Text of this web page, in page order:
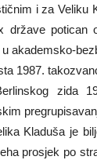
i za Veliku
države potican
u akademsko-
1987.
zida
Kladuša je
prosjek po